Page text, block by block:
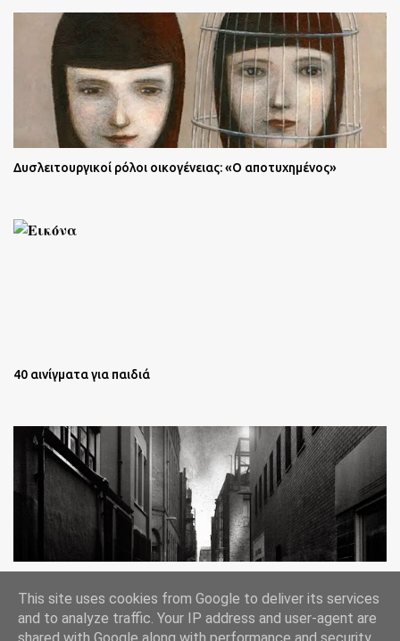
Δυσλειτουργικοί ρόλοι οικογένειας: «Ο αποτυχημένος»
40 αινίγματα για παιδιά
Lee Jeffries
This site uses cookies from Google to deliver its services
and to analyze traffic. Your IP address and user-agent are